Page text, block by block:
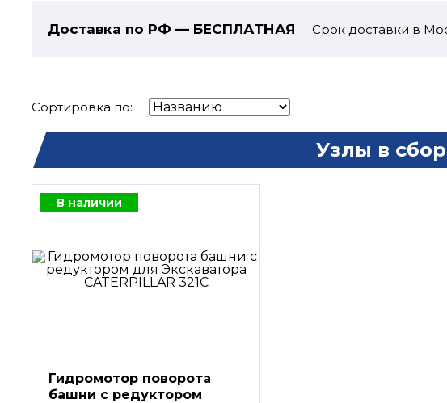
Доставка по РФ — БЕСПЛАТНАЯ Срок доставки в
Сортировка по:
Узлы в
В наличии
Гидромотор поворота
башни с редуктором